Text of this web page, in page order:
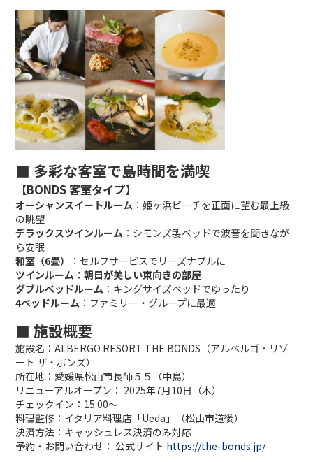
■ 多彩な客室で島時間を満喫
【BONDS 客室タイプ】
オーシャンスイートルーム ：姫ヶ浜ビーチを正面に望む最上級
の眺望
デラックスツインルーム ：シモンズ製ベッドで波音を聞きなが
ら安眠
和室（6畳）
：セルフサービスでリーズナブルに
ツインルーム：朝日が美しい東向きの部屋
ダブルベッドルーム ：キングサイズベッドでゆったり
4ベッドルーム ：ファミリー・グループに最適
■ 施設概要
施設名：ALBERGO RESORT THE BONDS（アルベルゴ・リゾ
ート ザ・ボンズ）
所在地：愛媛県松山市長師５５（中島）
リニューアルオープン： 2025年7月10日（木）
チェックイン：15:00〜
料理監修：イタリア料理店「Ueda」（松山市道後）
決済方法：キャッシュレス決済のみ対応
予約・お問い合わせ： 公式サイト https://the-bonds.jp/